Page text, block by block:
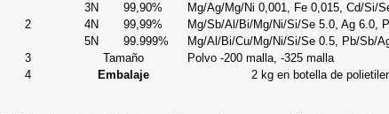
2
3N 99,90% Mg/Ag/Mg/Ni 0,001, Fe 0,015, Cd/Si/
4N
99,99% Mg/Sb/Al/Bi/Mg/Ni/Si/Se 5.0, Ag 6.0,
5N
99.999% Mg/Al/Bi/Cu/Mg/Ni/Si/Se 0.5, Pb/Sb/
3
Tamaño
Polvo -200 malla, -325 malla
4
Embalaje 2 kg en botella de